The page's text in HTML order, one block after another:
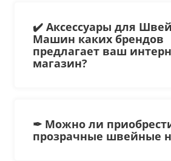
✔️ Аксессуары для
Машин каких брендов
предлагает ваш
магазин?
✒ Можно ли
прозрачные швейные